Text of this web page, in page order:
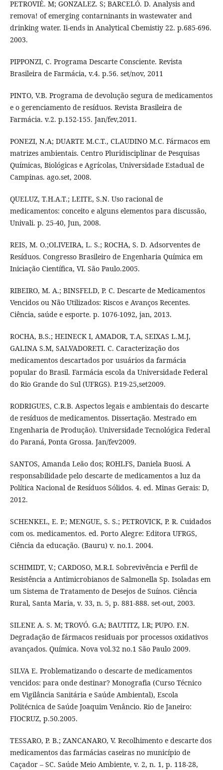
PETROVIÉ. M; GONZALEZ. S; BARCELÓ. D. Analysis and
remova! of emerging contarninants in wastewater and
drinking water. Ii-ends in Analytical Cbemistiy 22. p.685-696.
2003.
PIPPONZI, C. Programa Descarte Consciente. Revista
Brasileira de Farmácia, v.4. p.56. set/nov, 2011
PINTO, V.B. Programa de devolução segura de medicamentos
e o gerenciamento de resíduos. Revista Brasileira de
Farmácia. v.2. p.152-155. Jan/fev,2011.
PONEZI, N.A; DUARTE M.C.T., CLAUDINO M.C. Fármacos em
matrizes ambientais. Centro Pluridisciplinar de Pesquisas
Químicas, Biológicas e Agrícolas, Universidade Estadual de
Campinas. ago.set, 2008.
QUELUZ, T.H.A.T.; LEITE, S.N. Uso racional de
medicamentos: conceito e alguns elementos para discussão,
Univali. p. 25-40, Jun, 2008.
REIS, M. O.;OLIVEIRA, L. S.; ROCHA, S. D. Adsorventes de
Resíduos. Congresso Brasileiro de Engenharia Química em
Iniciação Científica, VI. São Paulo.2005.
RIBEIRO, M. A.; BINSFELD, P. C. Descarte de Medicamentos
Vencidos ou Não Utilizados: Riscos e Avanços Recentes.
Ciência, saúde e esporte. p. 1076-1092, jan, 2013.
ROCHA, B.S.; HEINECK I, AMADOR, T.A, SEIXAS L.M.J,
GALINA S.M, SALVADORETI. C. Caracterização dos
medicamentos descartados por usuários da farmácia
popular do Brasil. Farmácia escola da Universidade Federal
do Rio Grande do Sul (UFRGS). P.19-25,set2009.
RODRIGUES, C.R.B. Aspectos legais e ambientais do descarte
de resíduos de medicamentos. Dissertação. Mestrado em
Engenharia de Produção). Universidade Tecnológica Federal
do Paraná, Ponta Grossa. Jan/fev2009.
SANTOS, Amanda Leão dos; ROHLFS, Daniela Buosi. A
responsabilidade pelo descarte de medicamentos a luz da
Política Nacional de Resíduos Sólidos. 4. ed. Minas Gerais: D,
2012.
SCHENKEL, E. P.; MENGUE, S. S.; PETROVICK, P. R. Cuidados
com os. medicamentos. ed. Porto Alegre: Editora UFRGS,
Ciência da educação. (Bauru) v. no.1. 2004.
SCHIMIDT, V.; CARDOSO, M.R.I. Sobrevivência e Perfil de
Resistência a Antimicrobianos de Salmonella Sp. Isoladas em
um Sistema de Tratamento de Desejos de Suínos. Ciência
Rural, Santa Maria, v. 33, n. 5, p. 881-888. set-out, 2003.
SILENE A. S. M; TROVÓ. G.A; BAUTITZ, I.R; PUPO. F.N.
Degradação de fármacos residuais por processos oxidativos
avançados. Química. Nova vol.32 no.1 São Paulo 2009.
SILVA E. Problematizando o descarte de medicamentos
vencidos: para onde destinar? Monografia (Curso Técnico
em Vigilância Sanitária e Saúde Ambiental), Escola
Politécnica de Saúde Joaquim Venâncio. Rio de Janeiro:
FIOCRUZ, p.50.2005.
TESSARO, P. B.; ZANCANARO, V. Recolhimento e descarte dos
medicamentos das farmácias caseiras no município de
Caçador – SC. Saúde Meio Ambiente, v. 2, n. 1, p. 118-28,